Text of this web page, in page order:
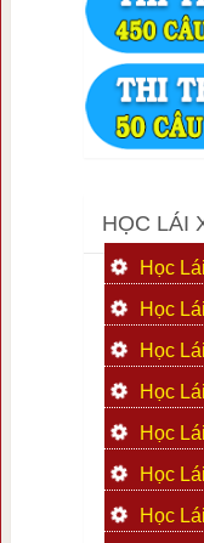
HỌC LÁI
Học
Học
Học
Học
Học
Học
Học